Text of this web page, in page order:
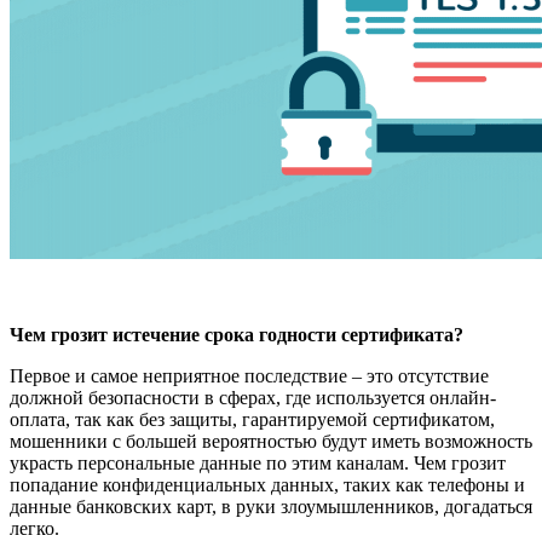
Чем грозит истечение срока годности сертификата?
Первое и самое неприятное последствие – это отсутствие
должной безопасности в сферах, где используется онлайн-
оплата, так как без защиты, гарантируемой сертификатом,
мошенники с большей вероятностью будут иметь возможность
украсть персональные данные по этим каналам. Чем грозит
попадание конфиденциальных данных, таких как телефоны и
данные банковских карт, в руки злоумышленников, догадаться
легко.